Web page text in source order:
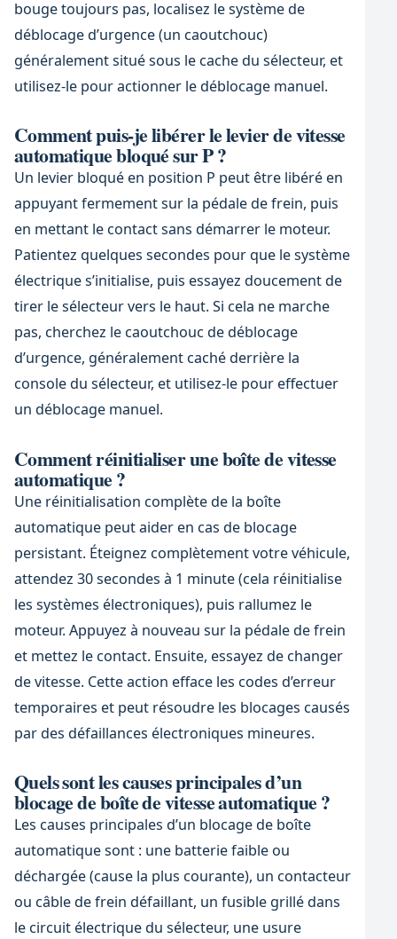
bouge toujours pas, localisez le système de
déblocage d’urgence (un caoutchouc)
généralement situé sous le cache du sélecteur, et
utilisez-le pour actionner le déblocage manuel.
Comment puis-je libérer le levier de vitesse
automatique bloqué sur P ?
Un levier bloqué en position P peut être libéré en
appuyant fermement sur la pédale de frein, puis
en mettant le contact sans démarrer le moteur.
Patientez quelques secondes pour que le système
électrique s’initialise, puis essayez doucement de
tirer le sélecteur vers le haut. Si cela ne marche
pas, cherchez le caoutchouc de déblocage
d’urgence, généralement caché derrière la
console du sélecteur, et utilisez-le pour effectuer
un déblocage manuel.
Comment réinitialiser une boîte de vitesse
automatique ?
Une réinitialisation complète de la boîte
automatique peut aider en cas de blocage
persistant. Éteignez complètement votre véhicule,
attendez 30 secondes à 1 minute (cela réinitialise
les systèmes électroniques), puis rallumez le
moteur. Appuyez à nouveau sur la pédale de frein
et mettez le contact. Ensuite, essayez de changer
de vitesse. Cette action efface les codes d’erreur
temporaires et peut résoudre les blocages causés
par des défaillances électroniques mineures.
Quels sont les causes principales d’un
blocage de boîte de vitesse automatique ?
Les causes principales d’un blocage de boîte
automatique sont : une batterie faible ou
déchargée (cause la plus courante), un contacteur
ou câble de frein défaillant, un fusible grillé dans
le circuit électrique du sélecteur, une usure